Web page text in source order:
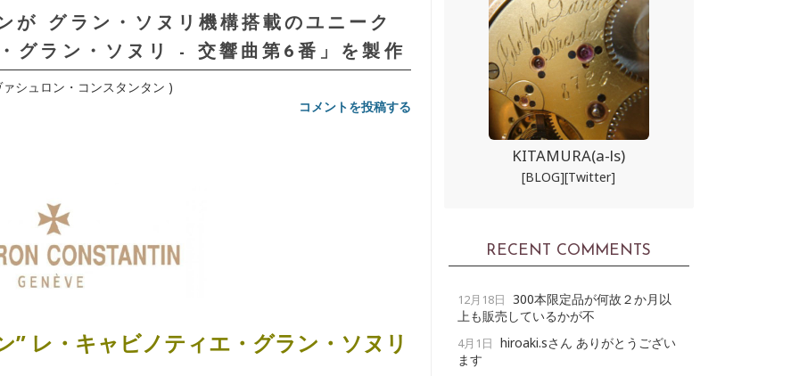
が グラン・ソヌリ機構搭載のユニーク
グラン・ソヌリ - 交響曲第6番」を製作
シュロン・コンスタンタン )
コメントを投稿する
” レ・キャビノティエ・グラン・ソヌリ
KITAMURA(a-ls)
[BLOG][Twitter]
RECENT COMMENTS
12月18日 300本限定品が何故２か月以
上も販売しているかが不
4月1日 hiroaki.sさん ありがとうござい
ます